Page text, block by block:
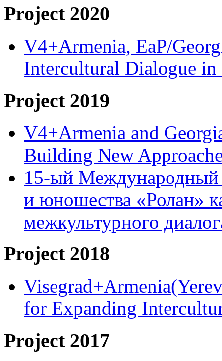
Project 2020
V4+Armenia, EaP/
Intercultural Dialogue
Project 2019
V4+Armenia and
Building New
15-ый Международный
и юношества «Ролан»
межкультурного
Project 2018
for Expanding
Project 2017